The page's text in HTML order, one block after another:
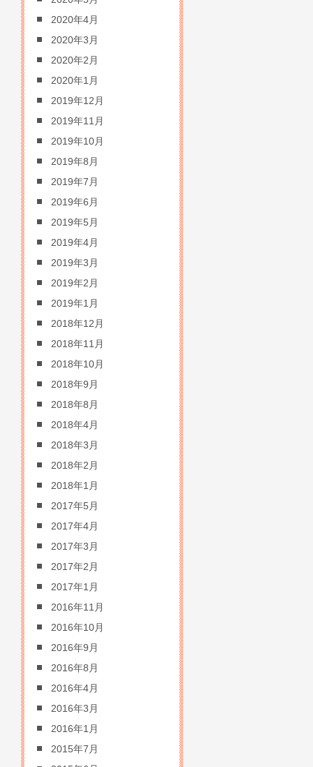
2020年4月
2020年3月
2020年2月
2020年1月
2019年12月
2019年11月
2019年10月
2019年8月
2019年7月
2019年6月
2019年5月
2019年4月
2019年3月
2019年2月
2019年1月
2018年12月
2018年11月
2018年10月
2018年9月
2018年8月
2018年4月
2018年3月
2018年2月
2018年1月
2017年5月
2017年4月
2017年3月
2017年2月
2017年1月
2016年11月
2016年10月
2016年9月
2016年8月
2016年4月
2016年3月
2016年1月
2015年7月